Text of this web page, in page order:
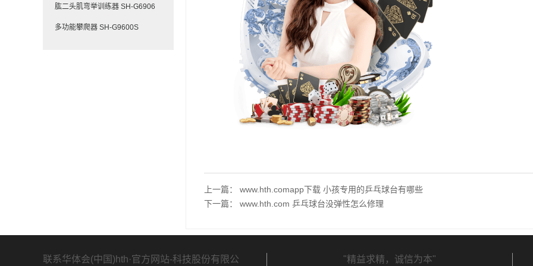
肱二头肌弯举训练器 SH-G6906
多功能攀爬器 SH-G9600S
上一篇： www.hth.comapp下载 小孩专用的乒乓球台有哪些
下一篇： www.hth.com 乒乓球台没弹性怎么修理
联系华体会(中国)hth·官方网站-科技股份有限公 "精益求精，诚信为本"